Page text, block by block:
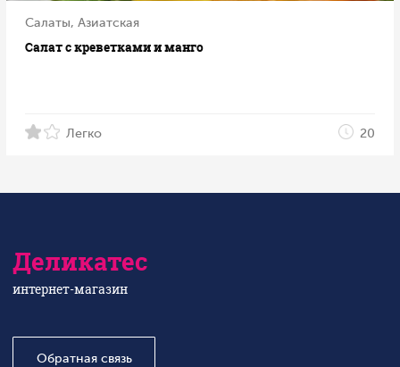
Салаты, Азиатская
Салат с креветками и манго
Легко 20
Деликатес
интернет-магазин
Обратная связь